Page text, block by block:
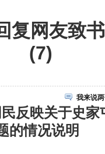
复网友致
(7)
我来说
反映关于史家
的情况说明